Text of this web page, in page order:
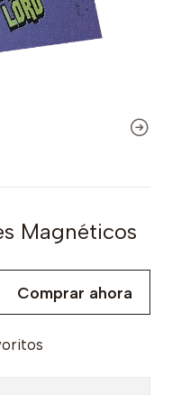
Magnéticos
Comprar ahora